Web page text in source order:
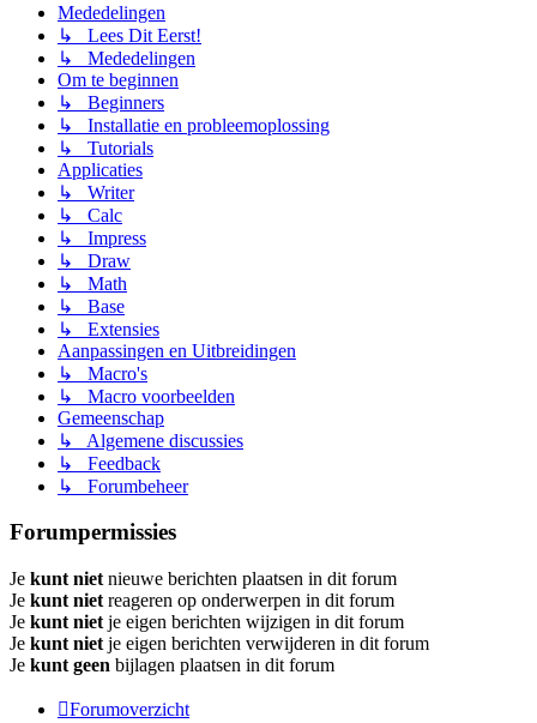
Mededelingen
↳ Lees Dit Eerst!
↳ Mededelingen
Om te beginnen
↳ Beginners
↳ Installatie en probleemoplossing
↳ Tutorials
Applicaties
↳ Writer
↳ Calc
↳ Impress
↳ Draw
↳ Math
↳ Base
↳ Extensies
Aanpassingen en Uitbreidingen
↳ Macro's
↳ Macro voorbeelden
Gemeenschap
↳ Algemene discussies
↳ Feedback
↳ Forumbeheer
Forumpermissies
Je kunt niet nieuwe berichten plaatsen in dit forum
Je kunt niet reageren op onderwerpen in dit forum
Je kunt niet je eigen berichten wijzigen in dit forum
Je kunt niet je eigen berichten verwijderen in dit forum
Je kunt geen bijlagen plaatsen in dit forum
Forumoverzicht